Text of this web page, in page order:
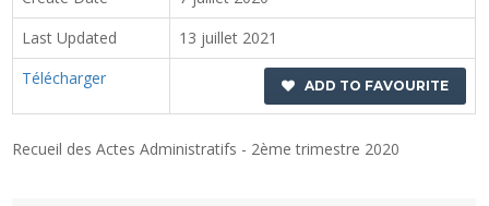
Last Updated
13 juillet 2021
Télécharger
ADD TO FAVOURITE
Recueil des Actes Administratifs - 2ème trimestre 2020